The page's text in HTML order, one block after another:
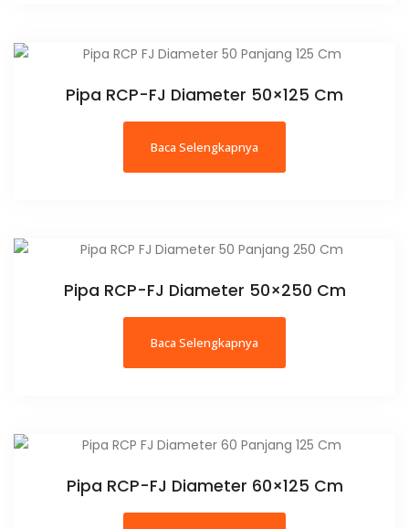
Pipa RCP-FJ Diameter 50×125 Cm
Baca Selengkapnya
Pipa RCP-FJ Diameter 50×250 Cm
Baca Selengkapnya
Pipa RCP-FJ Diameter 60×125 Cm